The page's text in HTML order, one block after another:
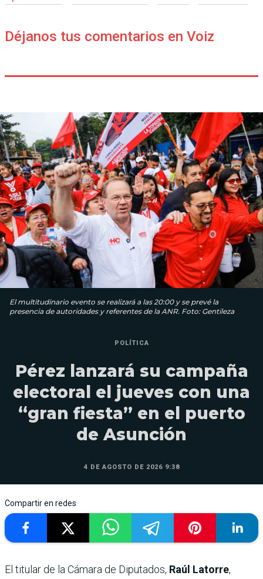
Déjanos tus comentarios en Voiz
El multitudinario evento se realizará a las 20:00 y se prevé la
presencia de autoridades y referentes de la ANR. Foto: Gentileza
POLÍTICA
Pérez lanzará su campaña
electoral el jueves con una
“gran fiesta” en el puerto
de Asunción
4 DE AGOSTO DE 2026 9:38
Compartir en redes
El titular de la Cámara de Diputados, Raúl Latorre,